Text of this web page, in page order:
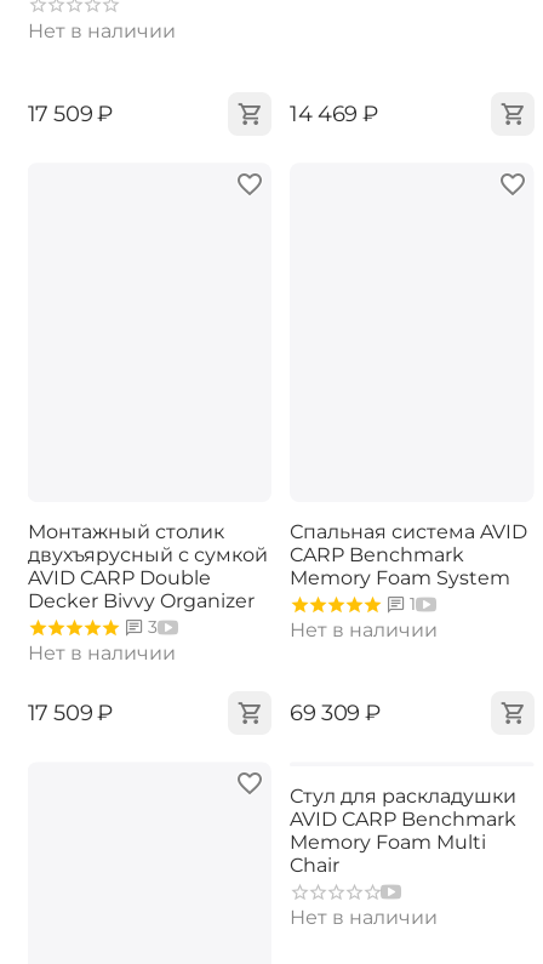
Нет в наличии
‍17 509‍₽ ‍14 469‍ ₽
Монтажный столик
двухъярусный с сумкой
AVID CARP Double
Decker Bivvy Organizer
3
Нет в наличии
‍17 509‍₽
Спальная система AVID
CARP Benchmark
Memory Foam System
1
Нет в наличии
‍69 309‍ ₽
Стул для раскладушки
AVID CARP Benchmark
Memory Foam Multi
Chair
Нет в наличии